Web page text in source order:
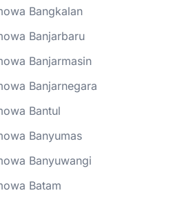
Bangkalan
Banjarbaru
Banjarmasin
Banjarnegara
Bantul
Banyumas
Banyuwangi
Batam